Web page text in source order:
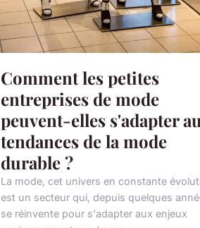
Comment les petites
entreprises de mode
peuvent-elles s'adapter
tendances de la mode
durable ?
La mode, cet univers en constante
est un secteur qui, depuis quelques
se réinvente pour s'adapter aux enjeux